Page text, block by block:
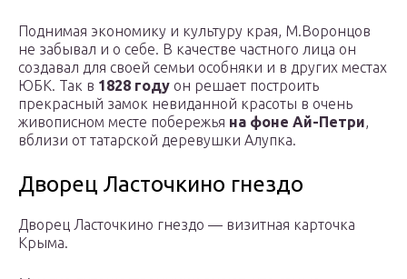
Поднимая экономику и культуру края, М.Воронцов
не забывал и о себе. В качестве частного лица он
создавал для своей семьи особняки и в других местах
ЮБК. Так в 1828 году он решает построить
прекрасный замок невиданной красоты в очень
живописном месте побережья на фоне Ай-Петри,
вблизи от татарской деревушки Алупка.
Дворец Ласточкино гнездо
Дворец Ласточкино гнездо — визитная карточка
Крыма.